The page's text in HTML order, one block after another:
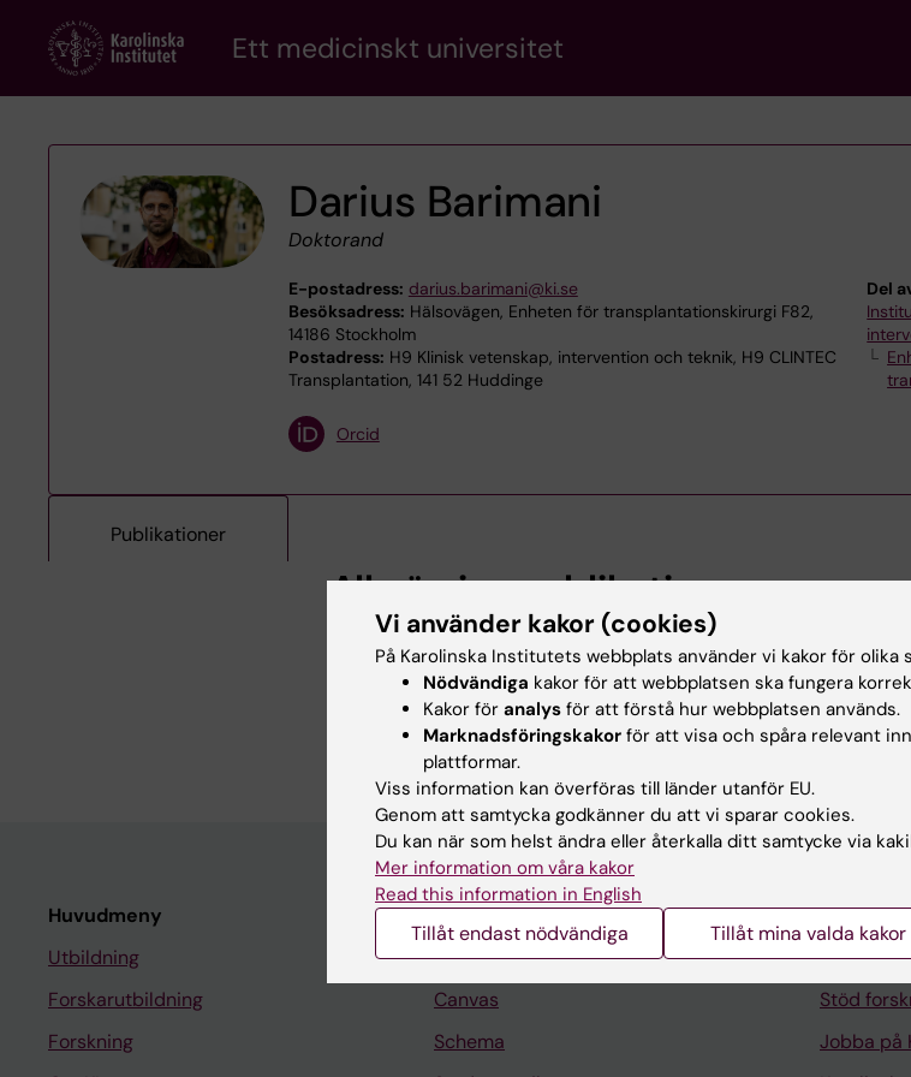
content
Ett medicinskt universitet
Darius Barimani
Doktorand
E-postadress: darius.barimani@ki.se
Besöksadress: Hälsovägen, Enheten för transplantationskirurgi F82,
14186 Stockholm
Postadress: H9 Klinisk vetenskap, intervention och teknik, H9 CLINTEC
Transplantation, 141 52 Huddinge
Del
Orcid
Publikationer
Alla övriga publikationer
REVIEW:WORLD JOURNAL OF SURGICAL ONCOLOGY.
Imaging in disappearing colorectal liver metastases and
Barimani D; Kauppila JH; Sturesson C; Sparrelid E
Huvudmeny
Utbildning
Forskarutbildning
Forskning
Student
Ladok
Canvas
Schema
Kontakta
Stöd
Jobba på
Vi använder kakor (cookies)
På Karolinska Institutets webbplats använder vi kakor för olika
Nödvändiga kakor för att webbplatsen ska fungera
Kakor för analys för att förstå hur webbplatsen används.
Marknadsföringskakor för att visa och spåra relevant
plattformar.
Viss information kan överföras till länder utanför EU.
Genom att samtycka godkänner du att vi sparar cookies.
Du kan när som helst ändra eller återkalla ditt samtycke via
Mer information om våra kakor
Read this information in English
Tillåt endast nödvändiga Tillåt mina valda kakor